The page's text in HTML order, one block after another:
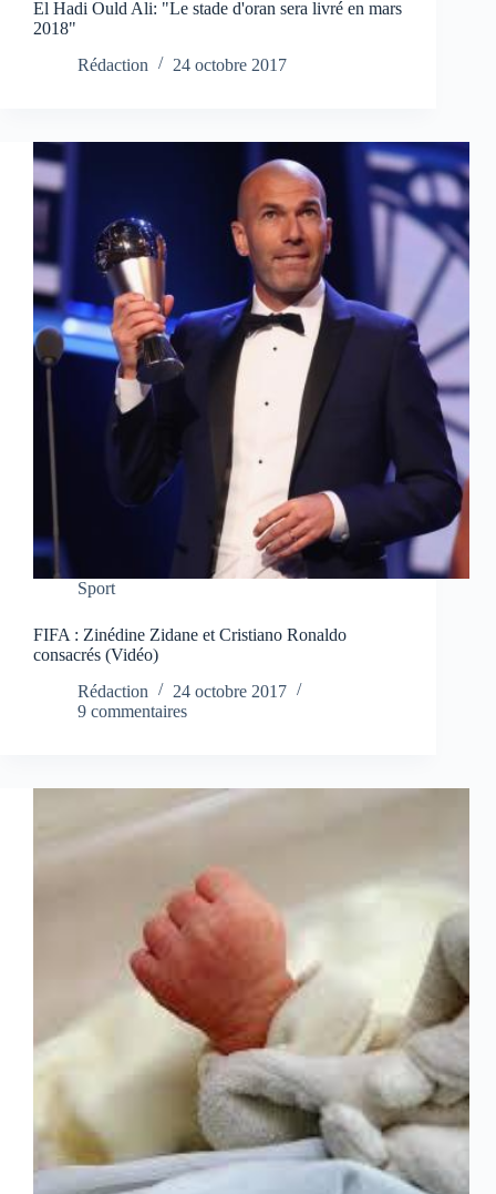
El Hadi Ould Ali: "Le stade d'oran sera livré en mars
2018"
Rédaction
24 octobre 2017
Sport
FIFA : Zinédine Zidane et Cristiano Ronaldo
consacrés (Vidéo)
Rédaction
24 octobre 2017
9 commentaires